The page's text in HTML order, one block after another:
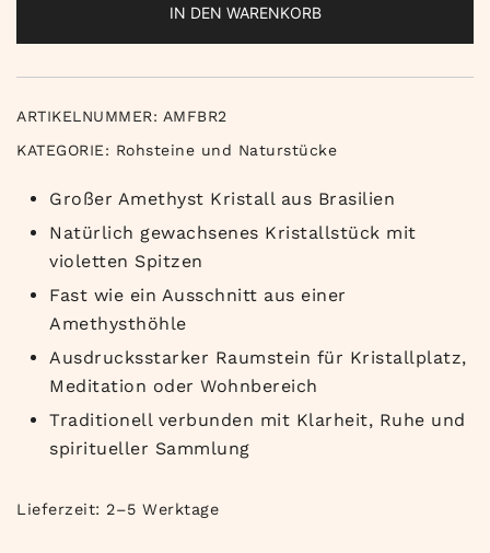
IN DEN WARENKORB
ARTIKELNUMMER: AMFBR2
KATEGORIE: Rohsteine und Naturstücke
Großer Amethyst Kristall aus Brasilien
Natürlich gewachsenes Kristallstück mit
violetten Spitzen
Fast wie ein Ausschnitt aus einer
Amethysthöhle
Ausdrucksstarker Raumstein für Kristallplatz,
Meditation oder Wohnbereich
Traditionell verbunden mit Klarheit, Ruhe und
spiritueller Sammlung
Lieferzeit: 2–5 Werktage